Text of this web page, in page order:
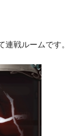
連戦ルームです。